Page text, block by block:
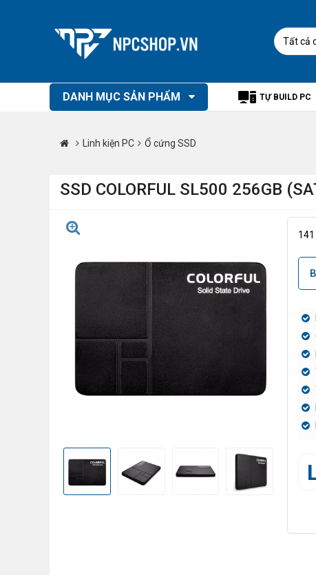
Tất cả
DANH MỤC SẢN PHẨM TỰ BUILD PC
Linh kiện PC Ổ cứng SSD
SSD COLORFUL SL500 256GB
141